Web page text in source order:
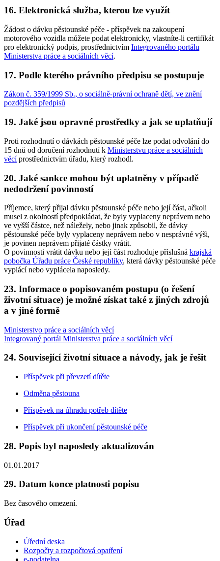
16. Elektronická služba, kterou lze využít
Žádost o dávku pěstounské péče - příspěvek na zakoupení
motorového vozidla můžete podat elektronicky, vlastníte-li certifikát
pro elektronický podpis, prostřednictvím Integrovaného portálu
Ministerstva práce a sociálních věcí.
17. Podle kterého právního předpisu se postupuje
Zákon č. 359/1999 Sb., o sociálně-právní ochraně dětí, ve znění
pozdějších předpisů
19. Jaké jsou opravné prostředky a jak se uplatňují
Proti rozhodnutí o dávkách pěstounské péče lze podat odvolání do
15 dnů od doručení rozhodnutí k Ministerstvu práce a sociálních
věcíprostřednictvím úřadu, který rozhodl.
20. Jaké sankce mohou být uplatněny v případě
nedodržení povinností
Příjemce, který přijal dávku pěstounské péče nebo její část, ačkoli
musel z okolností předpokládat, že byly vyplaceny neprávem nebo
ve vyšší částce, než náležely, nebo jinak způsobil, že dávky
pěstounské péče byly vyplaceny neprávem nebo v nesprávné výši,
je povinen neprávem přijaté částky vrátit.
O povinnosti vrátit dávku nebo její část rozhoduje příslušná krajská
pobočka Úřadu práce České republiky, která dávky pěstounské péče
vyplácí nebo vyplácela naposledy.
23. Informace o popisovaném postupu (o řešení
životní situace) je možné získat také z jiných zdrojů
a v jiné formě
Ministerstvo práce a sociálních věcí
Integrovaný portál Ministerstva práce a sociálních věcí
24. Související životní situace a návody, jak je řešit
Příspěvek při převzetí dítěte
Odměna pěstouna
Příspěvek na úhradu potřeb dítěte
Příspěvek při ukončení pěstounské péče
28. Popis byl naposledy aktualizován
01.01.2017
29. Datum konce platnosti popisu
Bez časového omezení.
Úřad
Úřední deska
Rozpočty a rozpočtová opatření
e-podatelna